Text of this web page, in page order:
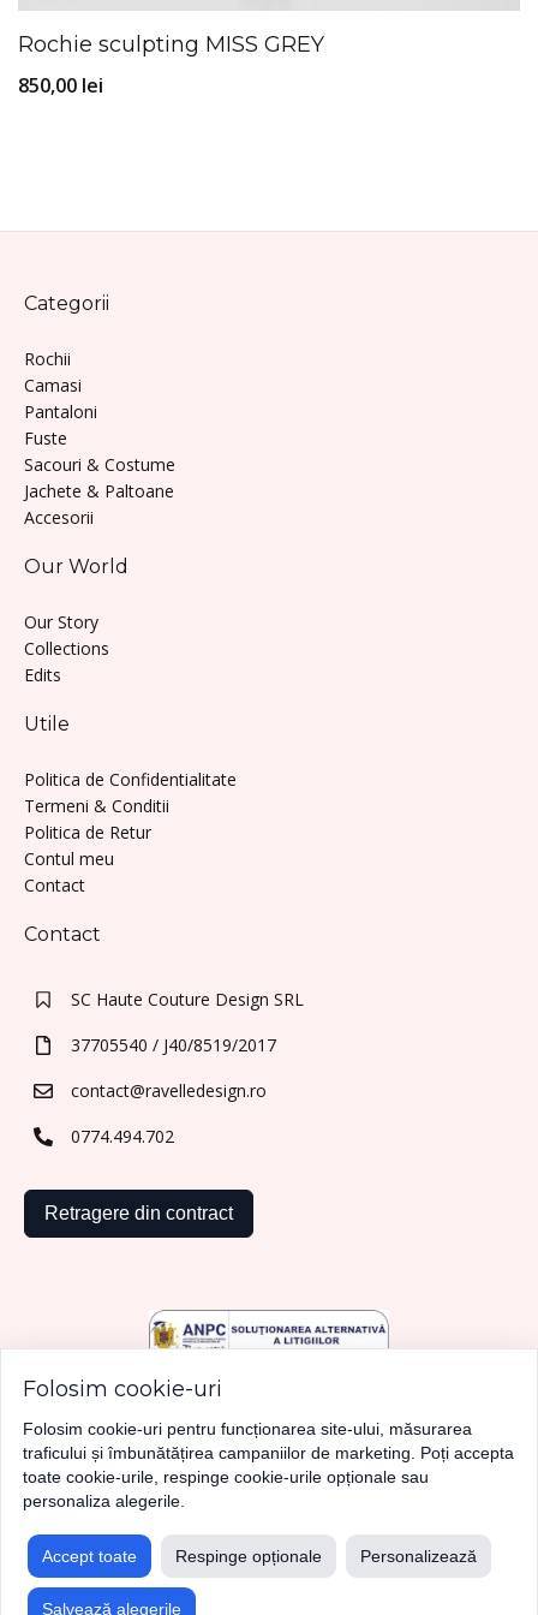
Rochie sculpting MISS GREY
850,00 lei
Categorii
Rochii
Camasi
Pantaloni
Fuste
Sacouri & Costume
Jachete & Paltoane
Accesorii
Our World
Our Story
Collections
Edits
Utile
Politica de Confidentialitate
Termeni & Conditii
Politica de Retur
Contul meu
Contact
Contact
SC Haute Couture Design SRL
37705540 / J40/8519/2017
contact@ravelledesign.ro
0774.494.702
Retragere din contract
Copyright ©2026
Folosim cookie-uri
Folosim cookie-uri pentru funcționarea site-ului, măsurarea
traficului și îmbunătățirea campaniilor de marketing. Poți accepta
toate cookie-urile, respinge cookie-urile opționale sau
personaliza alegerile.
Accept toate Respinge opționale Personalizează
Salvează alegerile